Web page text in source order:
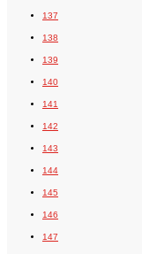
137
138
139
140
141
142
143
144
145
146
147